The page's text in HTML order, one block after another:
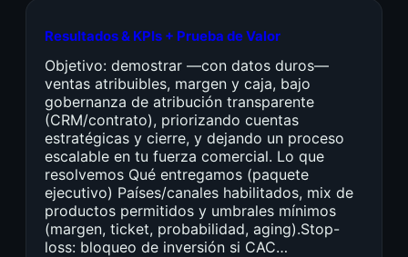
Resultados & KPIs + Prueba de Valor
Objetivo: demostrar —con datos duros—
ventas atribuibles, margen y caja, bajo
gobernanza de atribución transparente
(CRM/contrato), priorizando cuentas
estratégicas y cierre, y dejando un proceso
escalable en tu fuerza comercial. Lo que
resolvemos Qué entregamos (paquete
ejecutivo) Países/canales habilitados, mix de
productos permitidos y umbrales mínimos
(margen, ticket, probabilidad, aging).Stop-
loss: bloqueo de inversión si CAC…